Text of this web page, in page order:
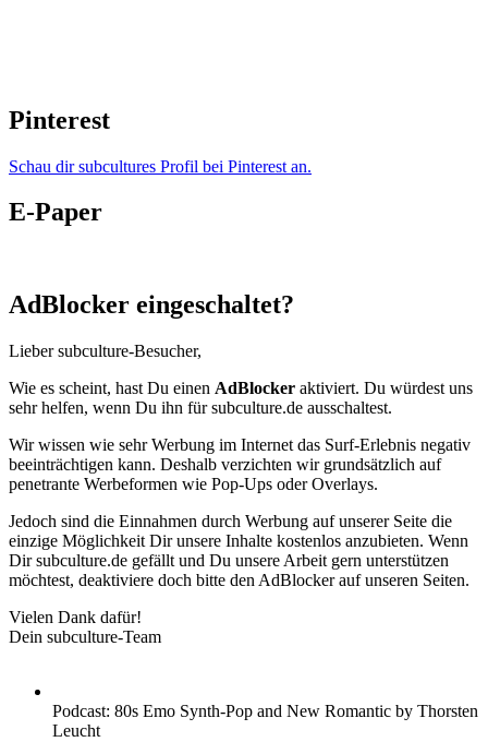
Pinterest
Schau dir subcultures Profil bei Pinterest an.
E-Paper
AdBlocker eingeschaltet?
Lieber subculture-Besucher,
Wie es scheint, hast Du einen AdBlocker aktiviert. Du würdest uns
sehr helfen, wenn Du ihn für subculture.de ausschaltest.
Wir wissen wie sehr Werbung im Internet das Surf-Erlebnis negativ
beeinträchtigen kann. Deshalb verzichten wir grundsätzlich auf
penetrante Werbeformen wie Pop-Ups oder Overlays.
Jedoch sind die Einnahmen durch Werbung auf unserer Seite die
einzige Möglichkeit Dir unsere Inhalte kostenlos anzubieten. Wenn
Dir subculture.de gefällt und Du unsere Arbeit gern unterstützen
möchtest, deaktiviere doch bitte den AdBlocker auf unseren Seiten.
Vielen Dank dafür!
Dein subculture-Team
Podcast: 80s Emo Synth-Pop and New Romantic by Thorsten
Leucht